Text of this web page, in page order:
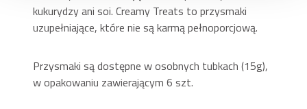
kukurydzy ani soi. Creamy Treats to przysmaki
uzupełniające, które nie są karmą pełnoporcjową.
Przysmaki są dostępne w osobnych tubkach (15g),
w opakowaniu zawierającym 6 szt.